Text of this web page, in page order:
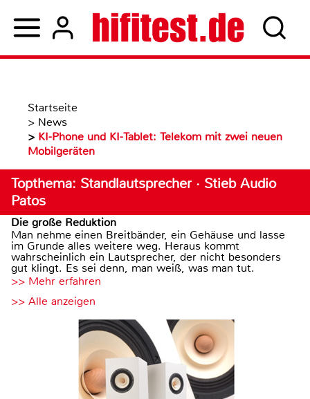
Startseite
> News
> KI-Phone und KI-Tablet: Telekom mit zwei neuen
Mobilgeräten
Topthema: Standlautsprecher · Stieb Audio
Patos
Die große Reduktion
Man nehme einen Breitbänder, ein Gehäuse und lasse
im Grunde alles weitere weg. Heraus kommt
wahrscheinlich ein Lautsprecher, der nicht besonders
gut klingt. Es sei denn, man weiß, was man tut.
>> Mehr erfahren
>> Alle anzeigen